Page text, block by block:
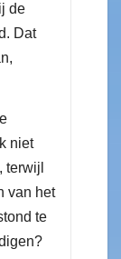
de
Dat
niet
terwijl
van het
te